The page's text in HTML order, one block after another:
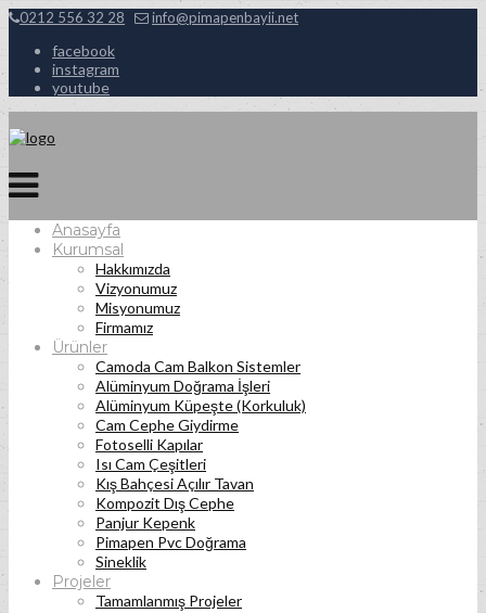
0212 556 32 28 info@pimapenbayii.net
facebook
instagram
youtube
Anasayfa
Kurumsal
Hakkımızda
Vizyonumuz
Misyonumuz
Firmamız
Ürünler
Camoda Cam Balkon Sistemler
Alüminyum Doğrama İşleri
Alüminyum Küpeşte (Korkuluk)
Cam Cephe Giydirme
Fotoselli Kapılar
Isı Cam Çeşitleri
Kış Bahçesi Açılır Tavan
Kompozit Dış Cephe
Panjur Kepenk
Pimapen Pvc Doğrama
Sineklik
Projeler
Tamamlanmış Projeler